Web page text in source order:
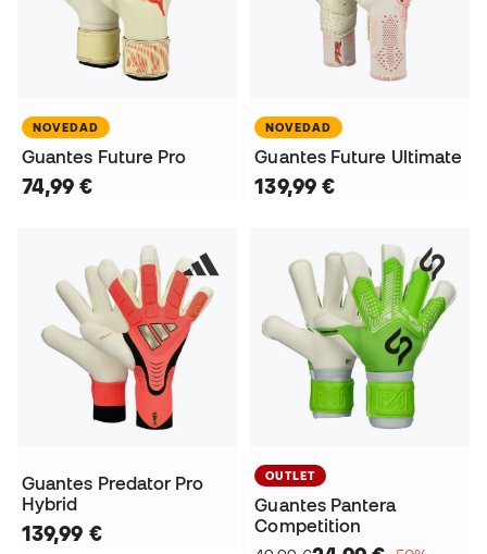
NOVEDAD
Guantes Future Pro
74,99 €
NOVEDAD
Guantes Future Ultimate
139,99 €
Guantes Predator Pro
Hybrid
139,99 €
OUTLET
Guantes Pantera
Competition